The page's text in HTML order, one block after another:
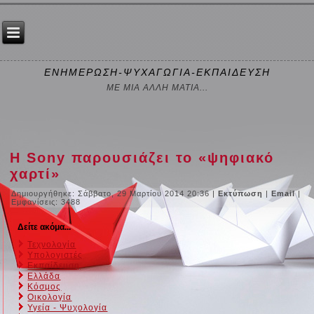
ΕΝΗΜΕΡΩΣΗ-ΨΥΧΑΓΩΓΙΑ-ΕΚΠΑΙΔΕΥΣΗ
ΜΕ ΜΙΑ ΑΛΛΗ ΜΑΤΙΑ...
Η Sony παρουσιάζει το «ψηφιακό
χαρτί»
Δημιουργήθηκε: Σάββατο, 29 Μαρτίου 2014 20:36|Εκτύπωση |Email|
Εμφανίσεις: 3488
Δείτε ακόμα...
Τεχνολογία
Υπολογιστές
Εκπαίδευση
Ελλάδα
Κόσμος
Οικολογία
Υγεία - Ψυχολογία